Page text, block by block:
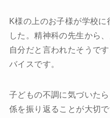
K様の上のお子様が学校に
した。精神科の先生から
自分だと言われたそうで
バイスです。
子どもの不調に気づいた
係を振り返ることが大切